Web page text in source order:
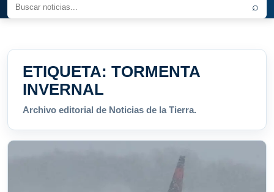
⌕
ETIQUETA: TORMENTA
INVERNAL
Archivo editorial de Noticias de la Tierra.